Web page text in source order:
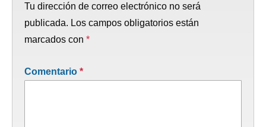
Tu dirección de correo electrónico no será
publicada. Los campos obligatorios están
marcados con *
Comentario *